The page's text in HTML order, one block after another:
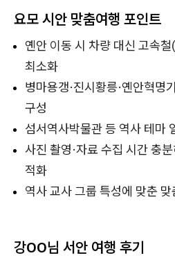
요모 시안 맞춤여행 포인트
옌안 이동 시 차량 대신 고속
최소화
병마용갱·진시황릉·옌안혁명
구성
섬서역사박물관 등 역사 테마
사진 촬영·자료 수집 시간 충
적화
역사 교사 그룹 특성에 맞춘
강OO님 서안 여행 후기